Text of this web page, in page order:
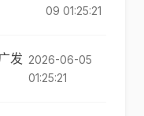
09 01:25:21
发 2026-06-05
01:25:21